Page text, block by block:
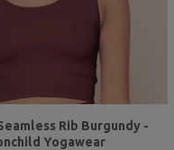
Rib Burgundy -
Yogawear